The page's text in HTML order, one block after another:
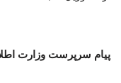
پیام سرپرست وزارت